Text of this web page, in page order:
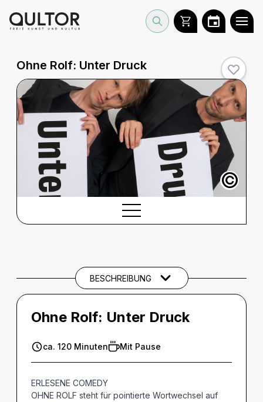
Ohne Rolf: Unter Druck
©
BESCHREIBUNG
Ohne Rolf: Unter Druck
ca. 120 Minuten Mit Pause
ERLESENE COMEDY
OHNE ROLF steht für pointierte Wortwechsel auf